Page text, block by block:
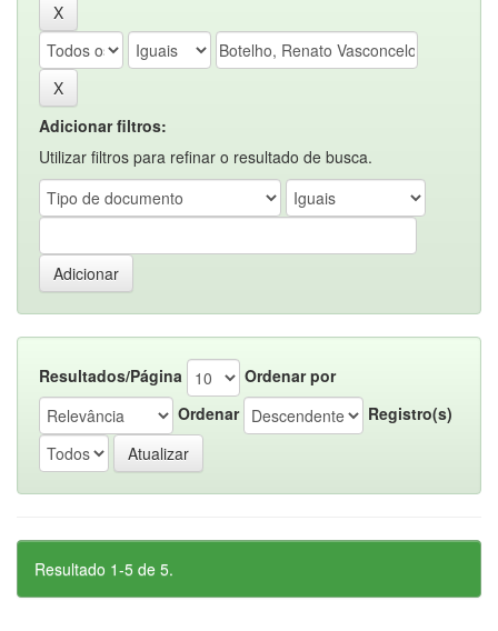
Adicionar filtros:
Utilizar filtros para refinar o resultado de busca.
Resultados/Página
Ordenar por
Ordenar
Registro(s)
Resultado 1-5 de 5.